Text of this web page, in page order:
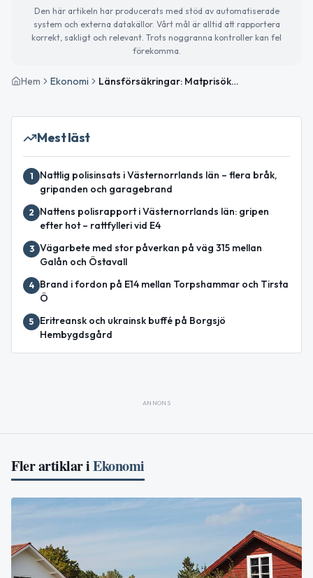
Den här artikeln har producerats med stöd av automatiserade
system och externa datakällor. Vårt mål är alltid att rapportera
korrekt, sakligt och relevant. Trots noggranna kontroller kan fel
förekomma.
Hem Ekonomi Länsförsäkringar: Matprisökningarna har varit ”normala” – och lägre än i övriga Europa
Mest läst
1
Nattlig polisinsats i Västernorrlands län – flera bråk,
gripanden och garagebrand
2
Nattens polisrapport i Västernorrlands län: gripen
efter hot – rattfylleri vid E4
3 Vägarbete med stor påverkan på väg 315 mellan
Galån och Östavall
4
Brand i fordon på E14 mellan Torpshammar och Tirsta
Ö
5
Eritreansk och ukrainsk buffé på Borgsjö
Hembygdsgård
ANNONS
Fler artiklar iEkonomi